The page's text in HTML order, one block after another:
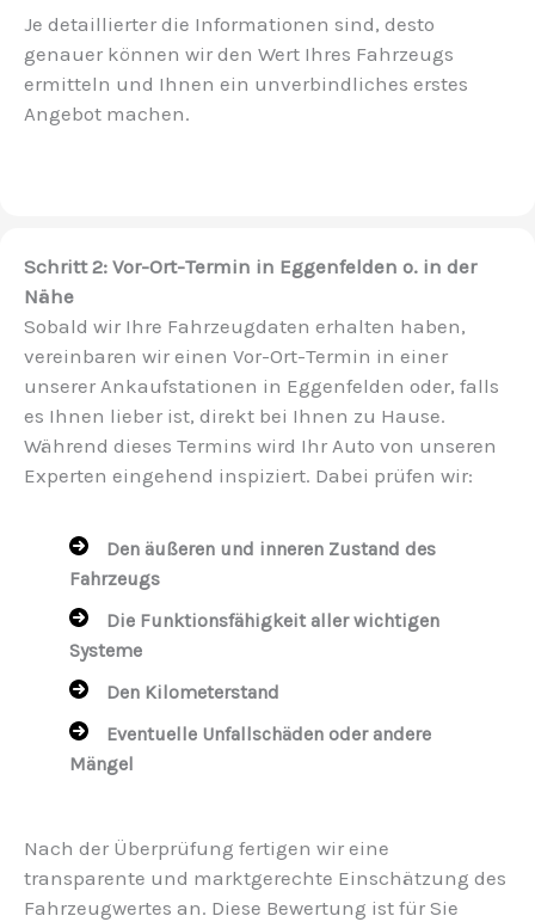
Je detaillierter die Informationen sind, desto
genauer können wir den Wert Ihres Fahrzeugs
ermitteln und Ihnen ein unverbindliches erstes
Angebot machen.
Schritt 2: Vor-Ort-Termin in Eggenfelden o. in der
Nähe
Sobald wir Ihre Fahrzeugdaten erhalten haben,
vereinbaren wir einen Vor-Ort-Termin in einer
unserer Ankaufstationen in Eggenfelden oder, falls
es Ihnen lieber ist, direkt bei Ihnen zu Hause.
Während dieses Termins wird Ihr Auto von unseren
Experten eingehend inspiziert. Dabei prüfen wir:
Den äußeren und inneren Zustand des
Fahrzeugs
Die Funktionsfähigkeit aller wichtigen
Systeme
Den Kilometerstand
Eventuelle Unfallschäden oder andere
Mängel
Nach der Überprüfung fertigen wir eine
transparente und marktgerechte Einschätzung des
Fahrzeugwertes an. Diese Bewertung ist für Sie